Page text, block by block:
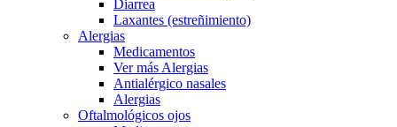
Diarrea
Laxantes (estreñimiento)
Alergias
Medicamentos
Ver más Alergias
Antialérgico nasales
Alergias
Oftalmológicos ojos